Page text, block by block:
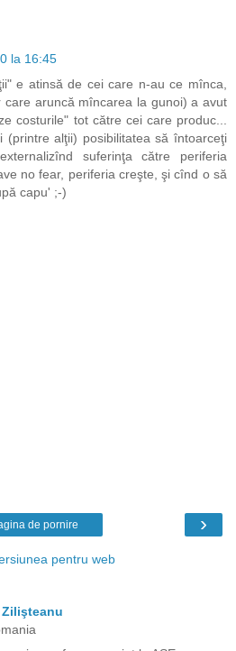
la 16:45
e atinsă de cei care n-au ce mînca,
care aruncă mîncarea la gunoi) a avut
costurile" tot către cei care produc...
(printre alţii) posibilitatea să întoarceţi
suferinţa către periferia
no fear, periferia creşte, şi cînd o să
capu' ;-)
›
de pornire
pentru web